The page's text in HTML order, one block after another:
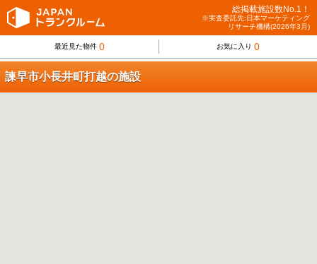
総掲載施設数No.1！
※実査委託先:日本マーケティング
リサーチ機構(2026年3月)
最近見た物件 0 お気に入り 0
諫早市小長井町打越の施設